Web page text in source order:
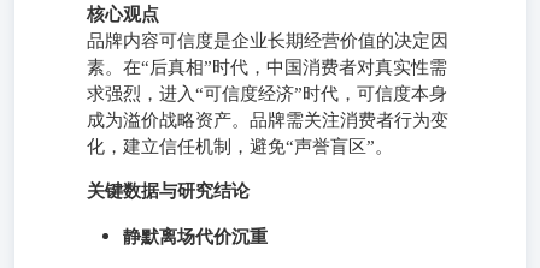
核心观点
品牌内容可信度是企业长期经营价值的决定因
素。在“后真相”时代，中国消费者对真实性需
求强烈，进入“可信度经济”时代，可信度本身
成为溢价战略资产。品牌需关注消费者行为变
化，建立信任机制，避免“声誉盲区”。
关键数据与研究结论
静默离场代价沉重